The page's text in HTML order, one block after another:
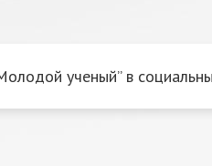
ученый” в